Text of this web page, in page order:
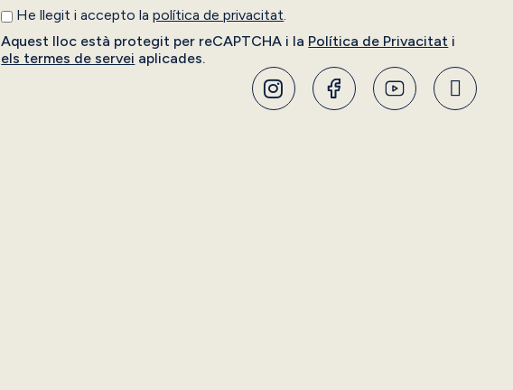
He llegit i accepto lapolítica de privacitat.
Aquest lloc està protegit per reCAPTCHA i la Política de Privacitat i
els termes de servei aplicades.